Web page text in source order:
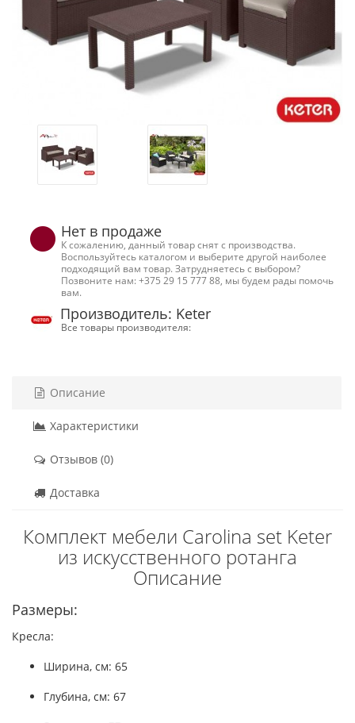
Нет в продаже
К сожалению, данный товар снят с производства.
Воспользуйтесь каталогом и выберите другой наиболее
подходящий вам товар. Затрудняетесь с выбором?
Позвоните нам: +375 29 15 777 88, мы будем рады помочь
вам.
Производитель: Keter
Все товары производителя:
Описание
Характеристики
Отзывов (0)
Доставка
Комплект мебели Carolina set Keter
из искусственного ротанга
Описание
Размеры:
Кресла:
Ширина, см: 65
Глубина, см: 67